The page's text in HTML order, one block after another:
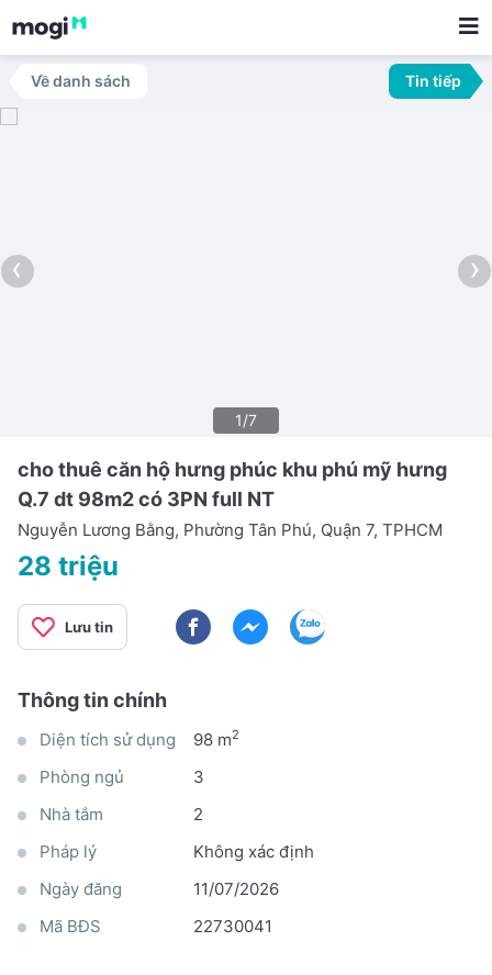
Về danh sách Tin tiếp
‹ ›
1/7
cho thuê căn hộ hưng phúc khu phú mỹ hưng
Q.7 dt 98m2 có 3PN full NT
Nguyễn Lương Bằng, Phường Tân Phú, Quận 7, TPHCM
28 triệu
Lưu tin
Thông tin chính
Diện tích sử dụng 98 m2
Phòng ngủ
3
Nhà tắm
2
Pháp lý
Không xác định
Ngày đăng
11/07/2026
Mã BĐS
22730041